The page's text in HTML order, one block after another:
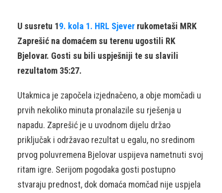
U susretu 19. kola 1. HRL Sjever rukometaši MRK
Zaprešić na domaćem su terenu ugostili RK
Bjelovar. Gosti su bili uspješniji te su slavili
rezultatom 35:27.
Utakmica je započela izjednačeno, a obje momčadi u
prvih nekoliko minuta pronalazile su rješenja u
napadu. Zaprešić je u uvodnom dijelu držao
priključak i održavao rezultat u egalu, no sredinom
prvog poluvremena Bjelovar uspijeva nametnuti svoj
ritam igre. Serijom pogodaka gosti postupno
stvaraju prednost, dok domaća momčad nije uspjela